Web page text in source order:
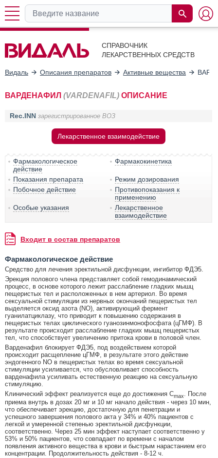
СПРАВОЧНИК
ЛЕКАРСТВЕННЫХ СРЕДСТВ
Видаль Описания препаратов Активные вещества
ВАРДЕНАФИЛ (VARDENAFIL) ОПИСАНИЕ
Rec.INN зарегистрированное ВОЗ
Лекарственное взаимодействие
Фармакологическое
действие
Фармакокинетика
Показания препарата
Режим дозирования
Побочное действие
Противопоказания к
применению
Особые указания
Лекарственное
взаимодействие
Входит в состав препаратов
Фармакологическое действие
Средство для лечения эректильной дисфункции, ингибитор ФДЭ5.
Эрекция полового члена представляет собой гемодинамический
процесс, в основе которого лежит расслабление гладких мышц
пещеристых тел и расположенных в нем артериол. Во время
сексуальной стимуляции из нервных окончаний пещеристых тел
выделяется оксид азота (NO), активирующий фермент
гуанилатциклазу, что приводит к повышению содержания в
пещеристых телах циклического гуанозинмонофосфата (цГМФ). В
результате происходит расслабление гладких мышц пещеристых
тел, что способствует увеличению притока крови в половой член.
Варденафил блокирует ФДЭ5, под воздействием которой
происходит расщепление цГМФ, в результате этого действие
эндогенного NO в пещеристых телах во время сексуальной
стимуляции усиливается, что обусловливает способность
варденафила усиливать естественную реакцию на сексуальную
стимуляцию.
Клинический эффект реализуется еще до достижения Cmax
. После
приема внутрь в дозах 20 мг и 10 мг начало действия - через 10 мин,
что обеспечивает эрекцию, достаточную для пенетрации и
успешного завершения полового акта у 34% и 40% пациентов с
легкой и умеренной степенью эректильной дисфункции,
соответственно. Через 25 мин эффект наступает соответственно у
53% и 50% пациентов, что совпадает по времени с началом
появления активного вещества в крови и быстрым нарастанием его
концентрации. Продолжительность действия - 8-12 ч.